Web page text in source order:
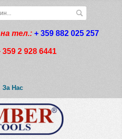
тел.: + 359 882 025 257
359 2 928 6441
За Нас